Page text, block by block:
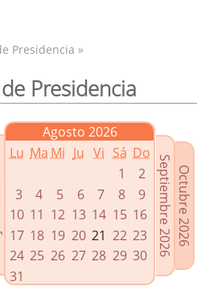
relacionados
de gobierno
Presidencia »
Presidencia
Agosto 2026
Lu Ma Mi Ju Vi Sá Do
1
2
3
4 5 6 7 8
9
10 11 12 13 14 15 16
17 18 19 20 21 22 23
24 25 26 27 28 29 30
31
Octubre 2026
Septiembre 2026